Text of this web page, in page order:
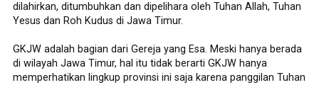
dilahirkan, ditumbuhkan dan dipelihara oleh Tuhan Allah, Tuhan
Yesus dan Roh Kudus di Jawa Timur.
GKJW adalah bagian dari Gereja yang Esa. Meski hanya berada
di wilayah Jawa Timur, hal itu tidak berarti GKJW hanya
memperhatikan lingkup provinsi ini saja karena panggilan Tuhan